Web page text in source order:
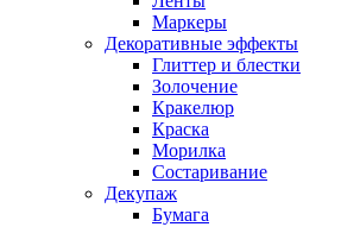
Маркеры
Декоративные эффекты
Глиттер и блестки
Золочение
Кракелюр
Краска
Морилка
Состаривание
Декупаж
Бумага